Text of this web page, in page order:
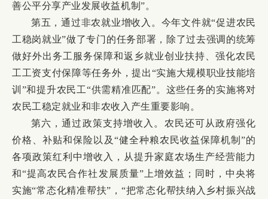
善公平分享产业发展收益机制”。
第五，通过非农就业增收入。今年文件就“促进农民
工稳岗就业”做了专门的任务部署，除了过去强调的统筹
做好外出务工服务保障和返乡就业创业扶持、强化农民
工工资支付保障等任务外，提出“实施大规模职业技能培
训”和提升农民工“供需精准匹配”。这些任务的实施将对
农民工稳定就业和非农收入产生重要影响。
第六，通过政策支持增收入。农民还可从政府强化
价格、补贴和保险以及“健全种粮农民收益保障机制”的
各项政策红利中增收入，从提升家庭农场生产经营能力
和“提高农民合作社发展质量”上增效益；同时，中央将
实施“常态化精准帮扶”，“把常态化帮扶纳入乡村振兴战